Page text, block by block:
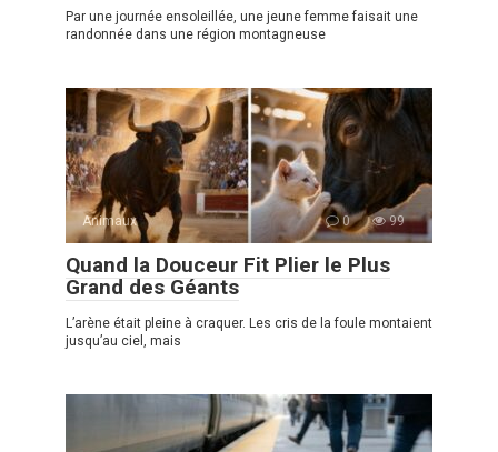
Par une journée ensoleillée, une jeune femme faisait une
randonnée dans une région montagneuse
Animaux 0 99
Quand la Douceur Fit Plier le Plus
Grand des Géants
L’arène était pleine à craquer. Les cris de la foule montaient
jusqu’au ciel, mais